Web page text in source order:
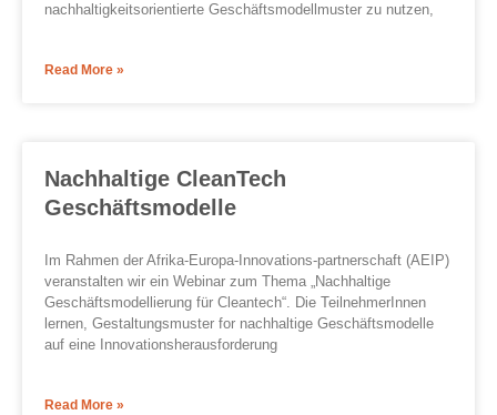
nachhaltigkeitsorientierte Geschäftsmodellmuster zu nutzen,
Read More »
Nachhaltige CleanTech
Geschäftsmodelle
Im Rahmen der Afrika-Europa-Innovations-partnerschaft (AEIP)
veranstalten wir ein Webinar zum Thema „Nachhaltige
Geschäftsmodellierung für Cleantech“. Die TeilnehmerInnen
lernen, Gestaltungsmuster for nachhaltige Geschäftsmodelle
auf eine Innovationsherausforderung
Read More »